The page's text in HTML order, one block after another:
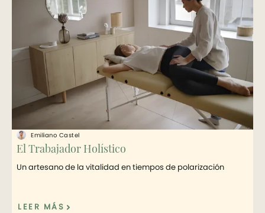
Emiliano Castel
El Trabajador Holístico
Un artesano de la vitalidad en tiempos de polarización
LEER MÁS